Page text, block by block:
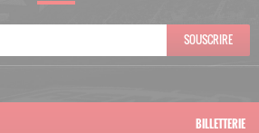
SOUSCRIRE
BILLETTERIE